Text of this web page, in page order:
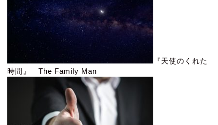
『天使のくれた
時間』 The Family Man